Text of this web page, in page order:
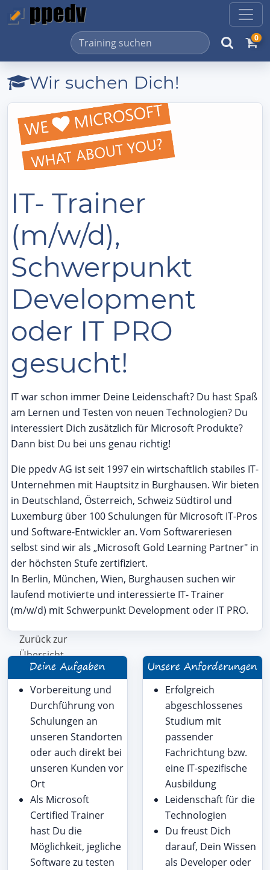
0
Wir suchen Dich!
IT- Trainer
(m/w/d),
Schwerpunkt
Development
oder IT PRO
gesucht!
IT war schon immer Deine Leidenschaft? Du hast Spaß
am Lernen und Testen von neuen Technologien? Du
interessiert Dich zusätzlich für Microsoft Produkte?
Dann bist Du bei uns genau richtig!
Die ppedv AG ist seit 1997 ein wirtschaftlich stabiles IT-
Unternehmen mit Hauptsitz in Burghausen. Wir bieten
in Deutschland, Österreich, Schweiz Südtirol und
Luxemburg über 100 Schulungen für Microsoft IT-Pros
und Software-Entwickler an. Vom Softwareriesen
selbst sind wir als „Microsoft Gold Learning Partner" in
der höchsten Stufe zertifiziert.
In Berlin, München, Wien, Burghausen suchen wir
laufend motivierte und interessierte IT- Trainer
(m/w/d) mit Schwerpunkt Development oder IT PRO.
Zurück zur
Übersicht
Vorbereitung und
Durchführung von
Schulungen an
unseren Standorten
oder auch direkt bei
unseren Kunden vor
Ort
Als Microsoft
Certified Trainer
hast Du die
Möglichkeit, jegliche
Software zu testen
Erfolgreich
abgeschlossenes
Studium mit
passender
Fachrichtung bzw.
eine IT-spezifische
Ausbildung
Leidenschaft für die
Technologien
Du freust Dich
darauf, Dein Wissen
als Developer oder